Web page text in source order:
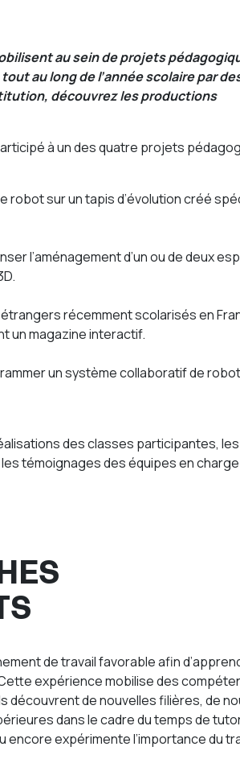
au sein de projets
au long de l’année scolaire par
découvrez les productions
à un des quatre projets
sur un tapis d’évolution créé
l’aménagement d’un ou de deux
récemment scolarisés en
un magazine interactif.
un système collaboratif de
des classes participantes,
témoignages des équipes en
de travail favorable afin
expérience mobilise des
découvrent de nouvelles filières, de
dans le cadre du temps de
expérimente l’importance du